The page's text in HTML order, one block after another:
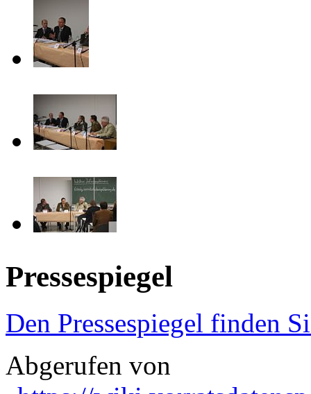
Pressespiegel
Den Pressespiegel finden
Abgerufen von